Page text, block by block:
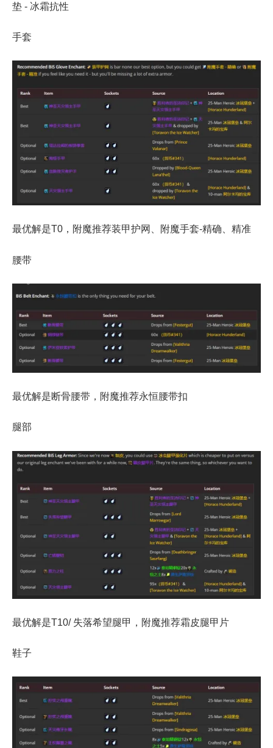
垫 - 冰霜抗性
手套
最优解是T0，附魔推荐装甲护网、附魔手套-精确、精准
腰带
最优解是断骨腰带，附魔推荐永恒腰带扣
腿部
最优解是T10/ 失落希望腿甲，附魔推荐霜皮腿甲片
鞋子